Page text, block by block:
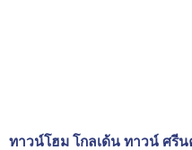
ทาวน์โฮม โกลเด้น ทาวน์ ศรี